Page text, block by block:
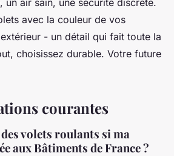
un air sain, une sécurité discrète.
avec la couleur de vos
- un détail qui fait toute la
choisissez durable. Votre future
courantes
volets roulants si ma
aux Bâtiments de France ?